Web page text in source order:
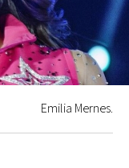
Emilia Mernes.